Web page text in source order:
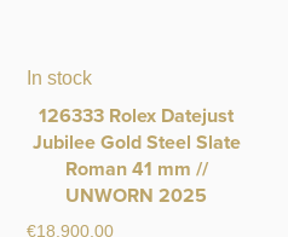
In stock
126333 Rolex Datejust
Jubilee Gold Steel Slate
Roman 41 mm //
UNWORN 2025
€18.900,00